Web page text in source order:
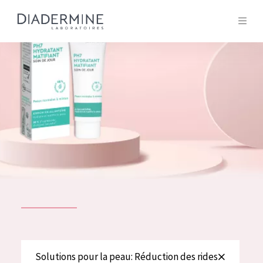
SOLUTIONS POUR LA PEAU
TOUS LES PRODUIT
Tous les Produit
ACCUEIL
Composition
À propos
Conseils Beauté
Solutions pour la peau: Réduction des rides